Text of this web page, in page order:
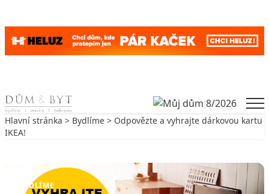
Skip to content
Hlavní stránka > Bydlíme > Odpovězte a vyhrajte dárkovou kartu
IKEA!
BYDLÍME